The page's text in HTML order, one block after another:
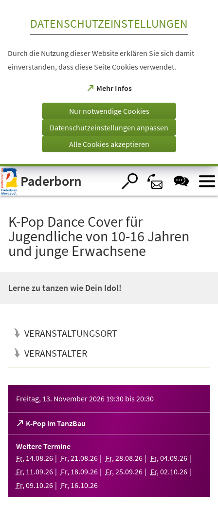
Visuelle
Assistenzsoftware
öffnen.
DATENSCHUTZEINSTELLUNGEN
Durch die Nutzung dieser Website erklären Sie sich damit
einverstanden, dass diese Seite Cookies verwendet.
Mehr Infos
(Öffnet
einem
Tab)
Nur notwendige Cookies
Datenschutzeinstellungen anpassen
Alle Cookies akzeptieren
Paderborn
K-Pop Dance Cover für
Jugendliche von 10-16 Jahren
und junge Erwachsene
Lerne zu tanzen wie Dein Idol!
VERANSTALTUNGSORT
VERANSTALTER
Freitag, 13. November 2026 19:30 bis20:30
K-Pop im TanzBau
(Öffnet
in
einem
neuen
Tab)
Weitere Termine
Fr, 14.08.26 Fr, 21 .08.26 Fr, 28.08.26 Fr, 04.09.26
Fr, 11 .09.26 Fr, 18.09.26 Fr, 25.09.26 Fr, 02.10.26
Fr, 09.10.26 Fr, 16.10.26